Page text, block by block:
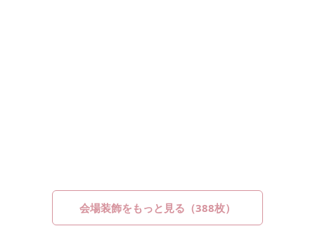
会場装飾をもっと見る（388枚）